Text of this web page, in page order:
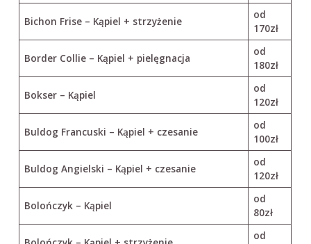
Bichon Frise – Kąpiel + strzyżenie
od
170zł
Border Collie – Kąpiel + pielęgnacja
od
180zł
Bokser – Kąpiel
od
120zł
Buldog Francuski – Kąpiel + czesanie
od
100zł
Buldog Angielski – Kąpiel + czesanie
od
120zł
Bolończyk – Kąpiel
od
80zł
od